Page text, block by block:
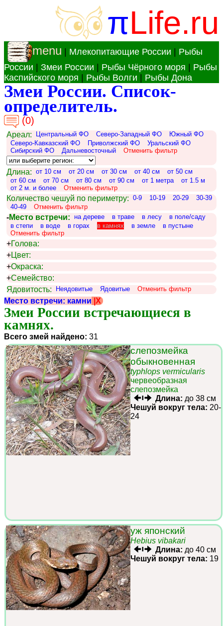
πLife.ru
menu Млекопитающие России
Рыбы
России
Змеи России Рыбы Чёрного моря
Рыбы
Каспийского моря
Рыбы Волги Рыбы Дона
Змеи России. Список-
определитель.
(0)
Ареал: Центральный ФО Северо-Западный ФО
Южный ФО
Северо-Кавказский ФО
Приволжский ФО
Уральский ФО
Сибирский ФО
Дальневосточный Отменить фильтр
Длина: от 10 см от 20 см от 30 см от 40 см
от 50 см
от 60 см
от 70 см от 80 см от 90 см от 1 метра
от 1.5 м
от 2 м. и более
Отменить фильтр
Количество чешуй по периметру: 0-9 10-19 20-29
30-39
40-49
Отменить фильтр
-Место встречи: на дереве в траве в лесу
в поле/саду
в степи
в воде в горах в камнях в земле
в пустыне
Отменить фильтр
+Голова:
+Цвет:
+Окраска:
+Семейство:
Ядовитость:
Неядовитые Ядовитые Отменить фильтр
Место встречи: камни |X
Змеи России встречающиеся в
камнях.
Всего змей найдено: 31
слепозмейка
обыкновенная
typhlops vermicularis
червеобразная
слепозмейка
Длина: до 38 см
Чешуй вокруг тела: 20-
24
уж японский
Hebius vibakari
Длина: до 40 см
Чешуй вокруг тела: 19